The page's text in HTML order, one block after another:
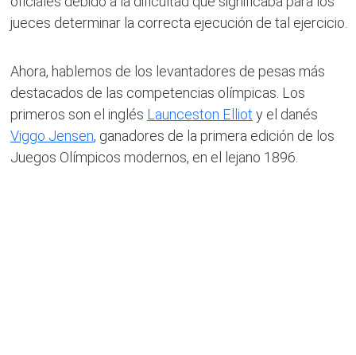
jueces determinar la correcta ejecución de tal ejercicio.
Ahora, hablemos de los levantadores de pesas más
destacados de las competencias olímpicas. Los
primeros son el inglés Launceston Elliot y el danés
Viggo Jensen, ganadores de la primera edición de los
Juegos Olímpicos modernos, en el lejano 1896.